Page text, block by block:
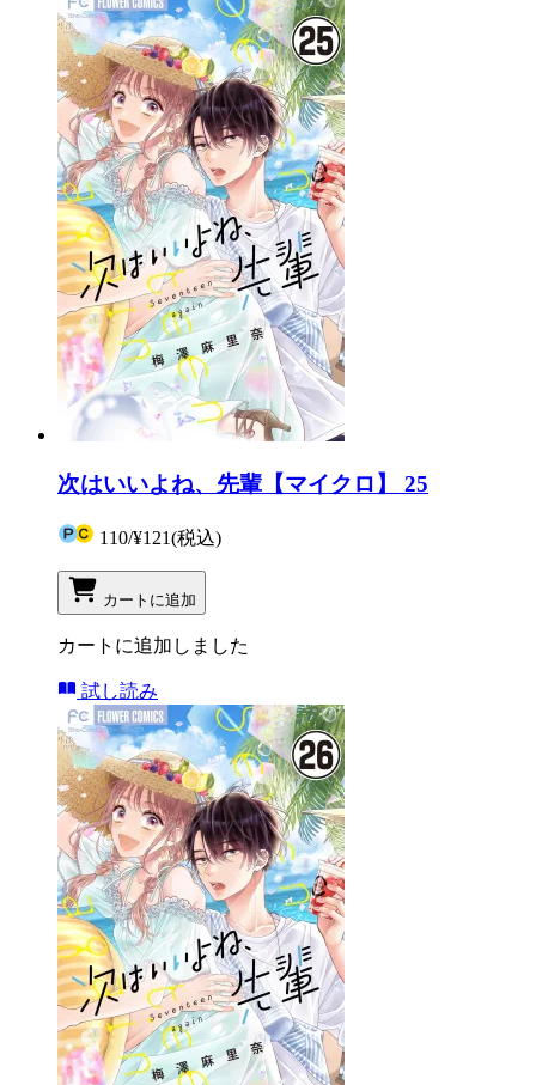
次はいいよね、先輩【マイクロ】 25
110/¥121(税込)
カートに追加
カートに追加しました
試し読み